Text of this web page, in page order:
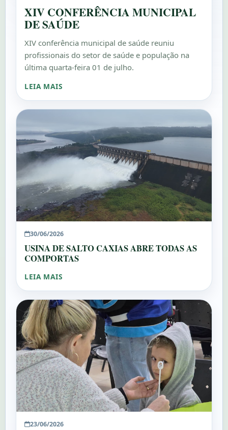
XIV CONFERÊNCIA MUNICIPAL
DE SAÚDE
XIV conferência municipal de saúde reuniu
profissionais do setor de saúde e população na
última quarta-feira 01 de julho.
LEIA MAIS
30/06/2026
USINA DE SALTO CAXIAS ABRE TODAS AS
COMPORTAS
LEIA MAIS
23/06/2026